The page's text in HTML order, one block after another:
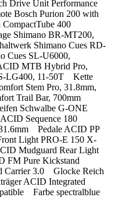
Drive Unit Performance
Bosch Purion 200 with
400
Shimano BR-MT200,
Shimano Cues RD-
Cues SL-U6000,
MTB Hybrid Pro,
LG400, 11-50T Kette
Stem Pro, 31.8mm,
Trail Bar, 700mm
Schwalbe G-ONE
Sequence 180
Pedale ACID PP
Light PRO-E 150 X-
Mudguard Rear Light
FM Pure Kickstand
Carrier 3.0 Glocke Reich
ACID Integrated
Farbe spectralblue